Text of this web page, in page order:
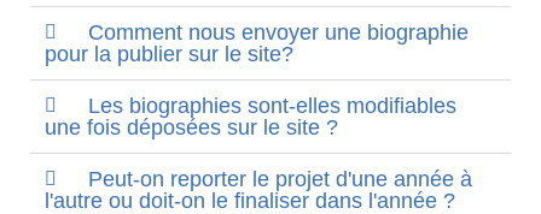
Comment nous envoyer une biographie
pour la publier sur le site?
Les biographies sont-elles modifiables
une fois déposées sur le site ?
Peut-on reporter le projet d'une année à
l'autre ou doit-on le finaliser dans l'année ?